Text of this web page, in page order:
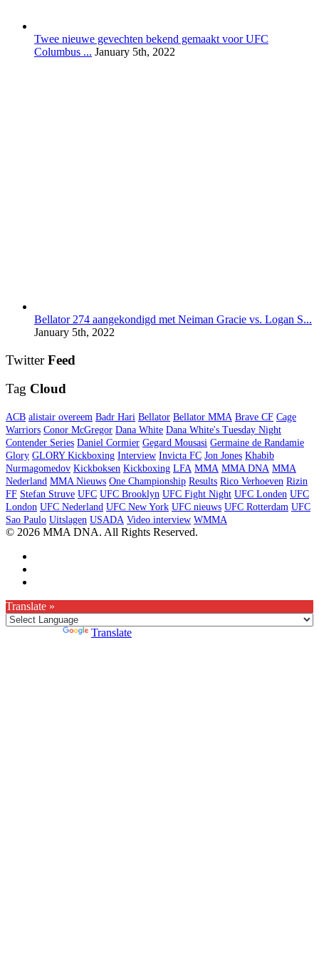
Twee nieuwe gevechten bekend gemaakt voor UFC
Columbus ... January 5th, 2022
Bellator 274 aangekondigd met Neiman Gracie vs. Logan S...
January 5th, 2022
TwitterFeed
Tag Cloud
ACB alistair overeem Badr Hari Bellator Bellator MMA Brave CF Cage
Warriors Conor McGregor Dana White Dana White's Tuesday Night
Contender Series Daniel Cormier Gegard Mousasi Germaine de Randamie
Glory GLORY Kickboxing Interview Invicta FC Jon Jones Khabib
Nurmagomedov Kickboksen Kickboxing LFA MMA MMA DNA MMA
Nederland MMA Nieuws One Championship Results Rico Verhoeven Rizin
FF Stefan Struve UFC UFC Brooklyn UFC Fight Night UFC Londen UFC
London UFC Nederland UFC New York UFC nieuws UFC Rotterdam UFC
Sao Paulo Uitslagen USADA Video interview WMMA
© 2026 MMA DNA. All Rights Reserved.
Translate »
Translate